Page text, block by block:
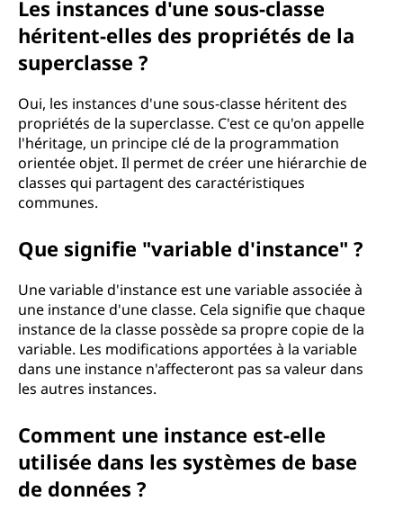
Les instances d'une sous-classe
héritent-elles des propriétés de la
superclasse ?
Oui, les instances d'une sous-classe héritent des
propriétés de la superclasse. C'est ce qu'on appelle
l'héritage, un principe clé de la programmation
orientée objet. Il permet de créer une hiérarchie de
classes qui partagent des caractéristiques
communes.
Que signifie "variable d'instance" ?
Une variable d'instance est une variable associée à
une instance d'une classe. Cela signifie que chaque
instance de la classe possède sa propre copie de la
variable. Les modifications apportées à la variable
dans une instance n'affecteront pas sa valeur dans
les autres instances.
Comment une instance est-elle
utilisée dans les systèmes de base
de données ?